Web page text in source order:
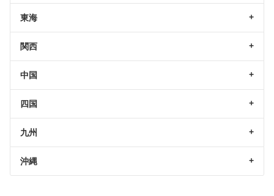
東海
関西
中国
四国
九州
沖縄